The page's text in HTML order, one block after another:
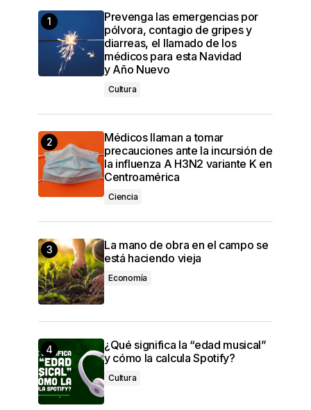
Prevenga las emergencias por
pólvora, contagio de gripes y
diarreas, el llamado de los
médicos para esta Navidad
y Año Nuevo
Cultura
Médicos llaman a tomar
precauciones ante la incursión de
la influenza A H3N2 variante K en
Centroamérica
Ciencia
La mano de obra en el campo se
está haciendo vieja
Economía
¿Qué significa la “edad musical”
y cómo la calcula Spotify?
Cultura